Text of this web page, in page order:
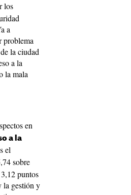
los
a
problema
la ciudad
a la
la mala
en
a la
el
sobre
puntos
la gestión y